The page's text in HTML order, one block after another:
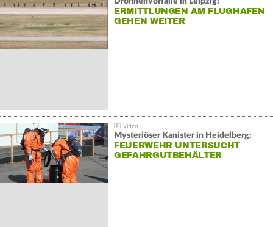
ERMITTLUNGEN AM FLUGHAFEN
GEHEN WEITER
Mysteriöser Kanister in Heidelberg:
FEUERWEHR UNTERSUCHT
GEFAHRGUTBEHÄLTER